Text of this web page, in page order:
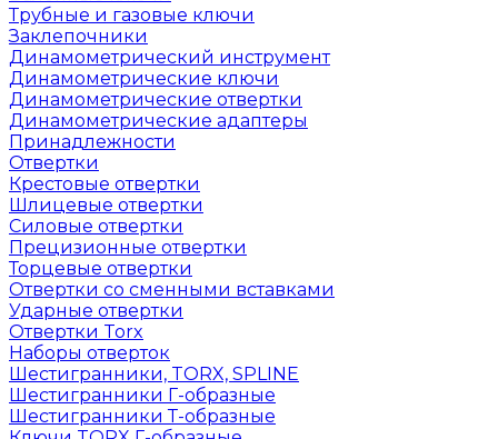
Трубные и газовые ключи
Заклепочники
Динамометрический инструмент
Динамометрические ключи
Динамометрические отвертки
Динамометрические адаптеры
Принадлежности
Отвертки
Крестовые отвертки
Шлицевые отвертки
Силовые отвертки
Прецизионные отвертки
Торцевые отвертки
Отвертки со сменными вставками
Ударные отвертки
Отвертки Torx
Наборы отверток
Шестигранники, TORX, SPLINE
Шестигранники Г-образные
Шестигранники Т-образные